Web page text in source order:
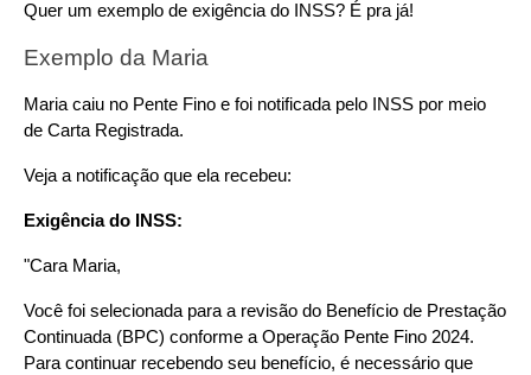
Quer um exemplo de exigência do INSS? É pra já!
Exemplo da Maria
Maria caiu no Pente Fino e foi notificada pelo INSS por meio
de Carta Registrada.
Veja a notificação que ela recebeu:
Exigência do INSS:
"Cara Maria,
Você foi selecionada para a revisão do Benefício de Prestação
Continuada (BPC) conforme a Operação Pente Fino 2024.
Para continuar recebendo seu benefício, é necessário que